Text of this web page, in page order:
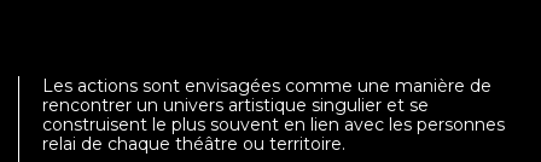
Les actions sont envisagées comme une manière de
rencontrer un univers artistique singulier et se
construisent le plus souvent en lien avec les personnes
relai de chaque théâtre ou territoire.